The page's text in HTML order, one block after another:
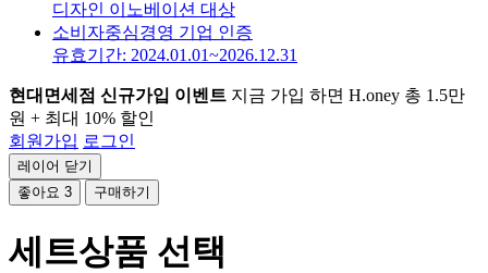
디자인 이노베이션 대상
소비자중심경영 기업 인증
유효기간: 2024.01.01~2026.12.31
현대면세점 신규가입 이벤트 지금 가입 하면 H.oney 총 1.5만
원 + 최대 10% 할인
회원가입 로그인
레이어 닫기
좋아요 3 구매하기
세트상품 선택